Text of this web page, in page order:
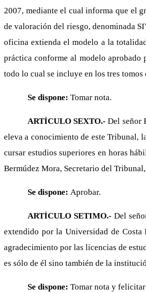
2007, mediante el cual informa que el
de valoración del riesgo, denominada
oficina extienda el modelo a la
práctica conforme al modelo aprobado
todo lo cual se incluye en los tres tomos
Se dispone: Tomar nota.
ARTÍCULO SEXTO.- Del señor
eleva a conocimiento de este Tribunal,
cursar estudios superiores en horas
Bermúdez Mora, Secretario del
Se dispone: Aprobar.
ARTÍCULO SETIMO.- Del
extendido por la Universidad de
agradecimiento por las licencias de
es sólo de él sino también de la
Se dispone: Tomar nota y